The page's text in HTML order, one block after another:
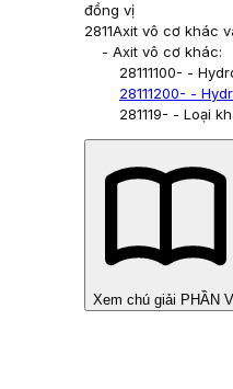
đồng vị
2811Axit vô cơ khác
- Axit vô cơ khác:
28111100- -
28111200- -
281119- - Loại
Xem chú giải PHẦN